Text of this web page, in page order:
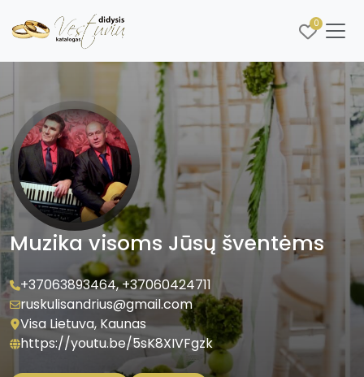
0
Muzika visoms Jūsų šventėms
+37063893464,+37060424711
ruskulisandrius@gmail.com
Visa Lietuva, Kaunas
https://youtu.be/5sK8XIVFgzk